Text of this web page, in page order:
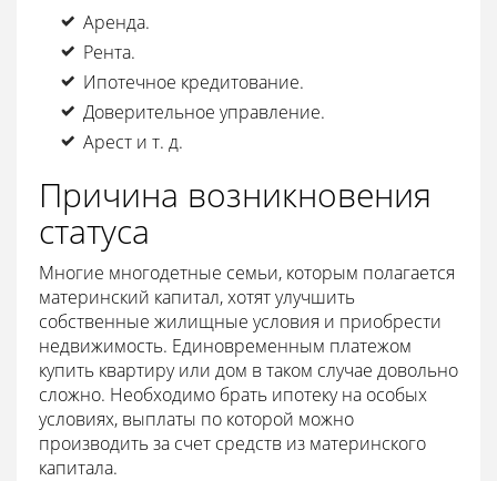
Аренда.
Рента.
Ипотечное кредитование.
Доверительное управление.
Арест и т. д.
Причина возникновения
статуса
Многие многодетные семьи, которым полагается
материнский капитал, хотят улучшить
собственные жилищные условия и приобрести
недвижимость. Единовременным платежом
купить квартиру или дом в таком случае довольно
сложно. Необходимо брать ипотеку на особых
условиях, выплаты по которой можно
производить за счет средств из материнского
капитала.